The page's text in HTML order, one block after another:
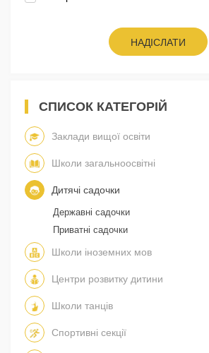
НАДІСЛАТИ
СПИСОК КАТЕГОРІЙ
Заклади вищої освіти
Школи загальноосвітні
Дитячі садочки
Державні садочки
Приватні садочки
Школи іноземних мов
Центри розвитку дитини
Школи танців
Спортивні секції